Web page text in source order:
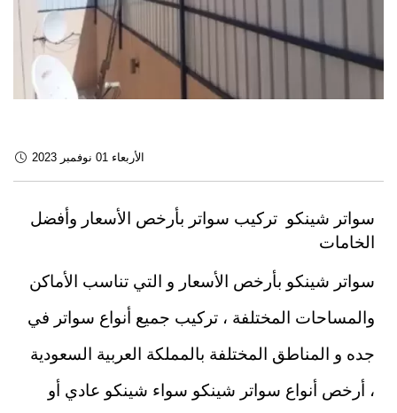
الأربعاء 01 نوفمبر 2023
سواتر شينكو تركيب سواتر بأرخص الأسعار وأفضل
الخامات
سواتر شينكو بأرخص الأسعار و التي تناسب الأماكن
والمساحات المختلفة ، تركيب جميع أنواع سواتر في
جده و المناطق المختلفة بالمملكة العربية السعودية
، أرخص أنواع سواتر شينكو سواء شينكو عادي أو